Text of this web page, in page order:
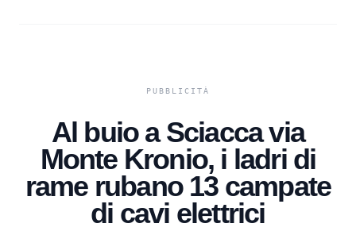
Al buio a Sciacca via
Monte Kronio, i ladri di
rame rubano 13 campate
di cavi elettrici